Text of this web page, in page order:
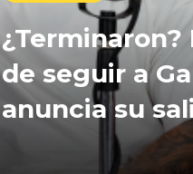
¿Terminaron?
de seguir a
anuncia su